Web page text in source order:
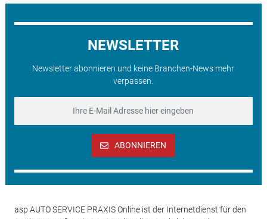
NEWSLETTER
Newsletter abonnieren und keine Branchen-News mehr
verpassen.
ABONNIEREN
asp AUTO SERVICE PRAXIS Online ist der Internetdienst für den